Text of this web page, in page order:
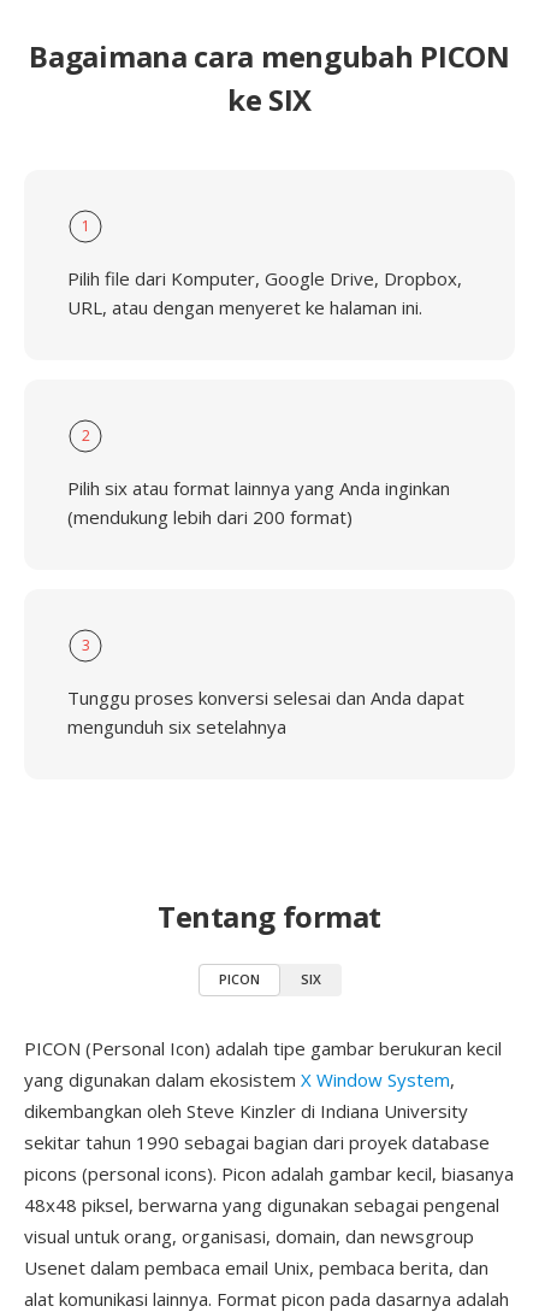
Bagaimana cara mengubah PICON
ke SIX
1
Pilih file dari Komputer, Google Drive, Dropbox,
URL, atau dengan menyeret ke halaman ini.
2
Pilih six atau format lainnya yang Anda inginkan
(mendukung lebih dari 200 format)
3
Tunggu proses konversi selesai dan Anda dapat
mengunduh six setelahnya
Tentang format
PICON SIX
PICON (Personal Icon) adalah tipe gambar berukuran kecil
yang digunakan dalam ekosistem X Window System,
dikembangkan oleh Steve Kinzler di Indiana University
sekitar tahun 1990 sebagai bagian dari proyek database
picons (personal icons). Picon adalah gambar kecil, biasanya
48x48 piksel, berwarna yang digunakan sebagai pengenal
visual untuk orang, organisasi, domain, dan newsgroup
Usenet dalam pembaca email Unix, pembaca berita, dan
alat komunikasi lainnya. Format picon pada dasarnya adalah